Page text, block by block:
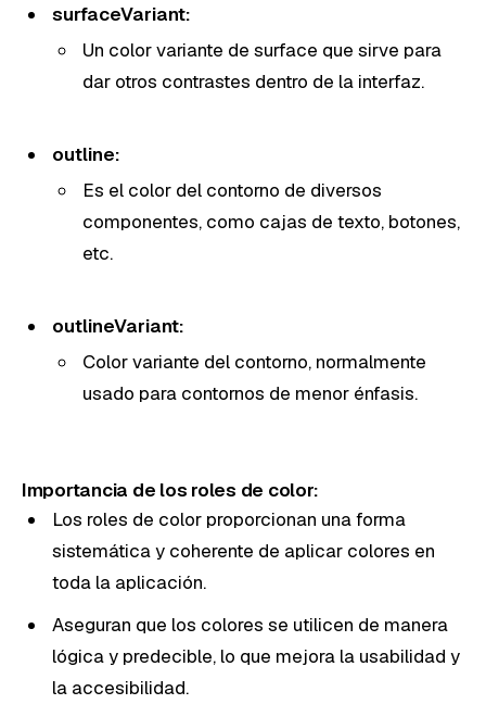
surfaceVariant:
Un color variante de surface que sirve para
dar otros contrastes dentro de la interfaz.
outline:
Es el color del contorno de diversos
componentes, como cajas de texto, botones,
etc.
outlineVariant:
Color variante del contorno, normalmente
usado para contornos de menor énfasis.
Importancia de los roles de color:
Los roles de color proporcionan una forma
sistemática y coherente de aplicar colores en
toda la aplicación.
Aseguran que los colores se utilicen de manera
lógica y predecible, lo que mejora la usabilidad y
la accesibilidad.